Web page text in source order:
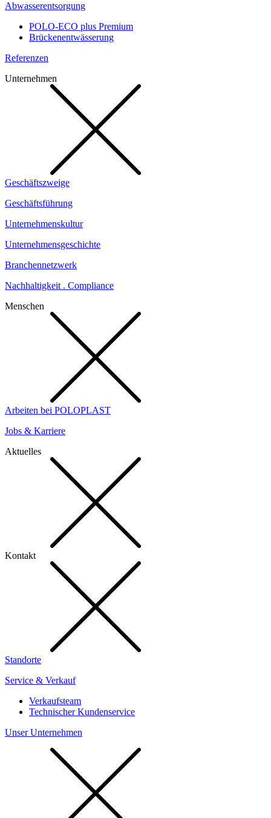
Abwasserentsorgung
POLO-ECO plus Premium
Brückenentwässerung
Referenzen
Unternehmen
Geschäftszweige
Geschäftsführung
Unternehmenskultur
Unternehmensgeschichte
Branchennetzwerk
Nachhaltigkeit . Compliance
Menschen
Arbeiten bei POLOPLAST
Jobs & Karriere
Aktuelles
Kontakt
Standorte
Service & Verkauf
Verkaufsteam
Technischer Kundenservice
Unser Unternehmen